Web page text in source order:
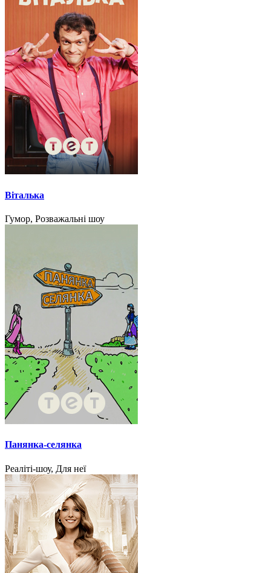
Віталька
Гумор, Розважальні шоу
Панянка-селянка
Реаліті-шоу, Для неї